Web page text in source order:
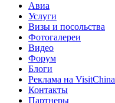
Авиа
Услуги
Визы и посольства
Фотогалереи
Видео
Форум
Блоги
Реклама на VisitChina
Контакты
Партнеры